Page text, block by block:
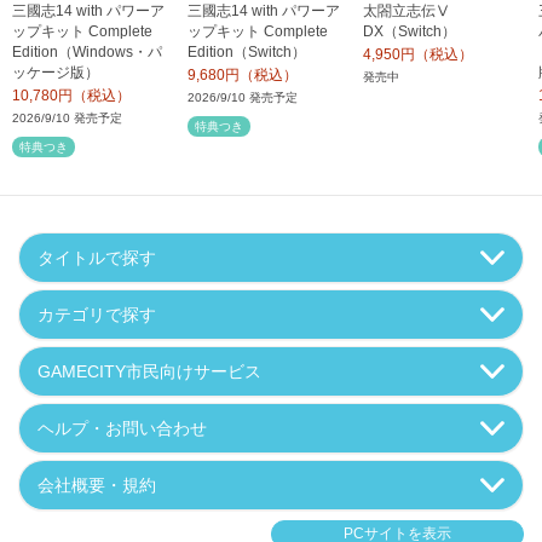
三國志14 with パワーア
ップキット Complete
Edition（Windows・パ
ッケージ版）
10,780円（税込）
2026/9/10 発売予定
特典つき
三國志14 with パワーア
ップキット Complete
Edition（Switch）
9,680円（税込）
2026/9/10 発売予定
特典つき
太閤立志伝Ⅴ
DX（Switch）
4,950円（税込）
発売中
タイトルで探す
カテゴリで探す
GAMECITY市民向けサービス
ヘルプ・お問い合わせ
会社概要・規約
PCサイトを表示